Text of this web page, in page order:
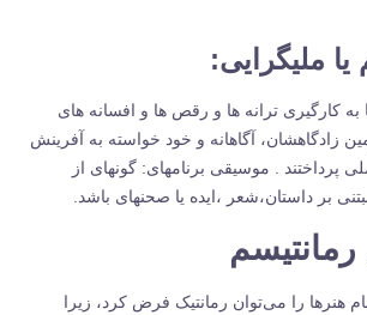
یا ملی‏گرایی:
به کارگیری ترانه ها و رقص ها و افسانه های
زادگاهشان، آگاهانه و خود خواسته به آفرینش
پرداختند . موسیقی برنامه‏ای: گونه‏ای از
بر داستان،شعر ،ایده یا صحنه‏ای باشد.
هنرها را می‌توان رمانتیک فرض کرد، زیرا